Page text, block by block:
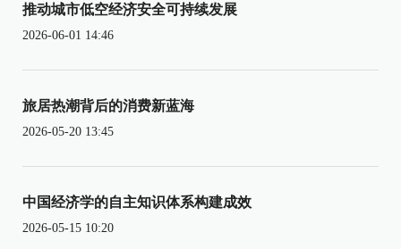
推动城市低空经济安全可持续发展
2026-06-01 14:46
旅居热潮背后的消费新蓝海
2026-05-20 13:45
中国经济学的自主知识体系构建成效
2026-05-15 10:20